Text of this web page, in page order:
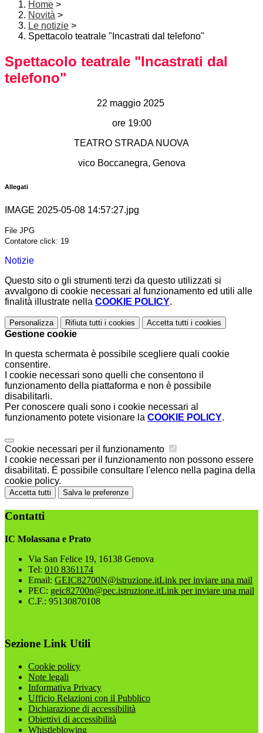
Home >
Novità >
Le notizie >
Spettacolo teatrale "Incastrati dal telefono"
Spettacolo teatrale "Incastrati dal
telefono"
22 maggio 2025
ore 19:00
TEATRO STRADA NUOVA
vico Boccanegra, Genova
Allegati
IMAGE 2025-05-08 14:57:27.jpg
File JPG
Contatore click: 19
Notizie
Questo sito o gli strumenti terzi da questo utilizzati si
avvalgono di cookie necessari al funzionamento ed utili alle
finalità illustrate nella COOKIE POLICY.
Personalizza Rifiuta tutti i cookies Accetta tutti i cookies
Gestione cookie
In questa schermata è possibile scegliere quali cookie
consentire.
I cookie necessari sono quelli che consentono il
funzionamento della piattaforma e non è possibile
disabilitarli.
Per conoscere quali sono i cookie necessari al
funzionamento potete visionare la COOKIE POLICY.
Cookie necessari per il funzionamento
I cookie necessari per il funzionamento non possono essere
disabilitati. È possibile consultare l'elenco nella pagina della
cookie policy.
Accetta tutti Salva le preferenze
Contatti
IC Molassana e Prato
Via San Felice 19, 16138 Genova
Tel: 010 8361174
Email: GEIC82700N@istruzione.itLink per inviare una mail
PEC: geic82700n@pec.istruzione.itLink per inviare una mail
C.F.: 95130870108
Sezione Link Utili
Cookie policy
Note legali
Informativa Privacy
Ufficio Relazioni con il Pubblico
Dichiarazione di accessibilità
Obiettivi di accessibilità
Whistleblowing